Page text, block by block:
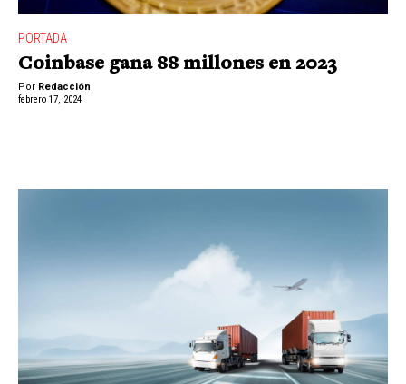
PORTADA
Coinbase gana 88 millones en 2023
Por Redacción
febrero 17, 2024